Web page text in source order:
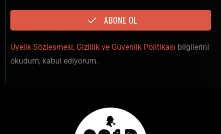
ABONE OL
Üyelik Sözleşmesi, Gizlilik ve Güvenlik Politikası bilgilerini
okudum, kabul ediyorum.